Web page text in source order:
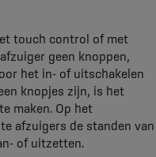
touch control of met
geen knoppen,
het in- of uitschakelen
knopjes zijn, is het
maken. Op het
afzuigers de standen van
of uitzetten.